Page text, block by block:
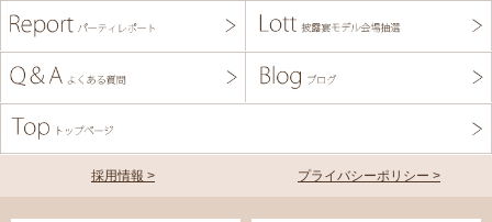
採用情報 > プライバシーポリシー >